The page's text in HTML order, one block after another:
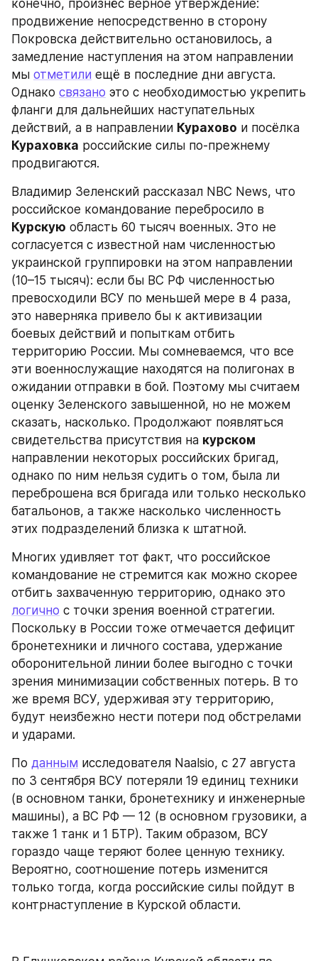
конечно, произнёс верное утверждение:
продвижение непосредственно в сторону
Покровска действительно остановилось, а
замедление наступления на этом направлении
мы отметили ещё в последние дни августа.
Однако связано это с необходимостью укрепить
фланги для дальнейших наступательных
действий, а в направлении Курахово
Кураховка российские силы по-прежнему
продвигаются.
Владимир Зеленский рассказал NBC News, что
Курскую область 60 тысяч военных. Это не
согласуется с известной нам численностью
украинской группировки на этом направлении
(10–15 тысяч): если бы ВС РФ численностью
превосходили ВСУ по меньшей мере в 4 раза,
это наверняка привело бы к активизации
боевых действий и попыткам отбить
территорию России. Мы сомневаемся, что все
эти военнослужащие находятся на полигонах в
ожидании отправки в бой. Поэтому мы считаем
оценку Зеленского завышенной, но не можем
сказать, насколько. Продолжают появляться
свидетельства присутствия на курском
направлении некоторых российских бригад,
однако по ним нельзя судить о том, была ли
переброшена вся бригада или только несколько
батальонов, а также насколько численность
этих подразделений близка к штатной.
Многих удивляет тот факт, что российское
командование не стремится как можно скорее
логично с точки зрения военной стратегии.
Поскольку в России тоже отмечается дефицит
бронетехники и личного состава, удержание
оборонительной линии более выгодно с точки
зрения минимизации собственных потерь. В то
же время ВСУ, удерживая эту территорию,
будут неизбежно нести потери под обстрелами
и ударами.
По данным исследователя Naalsio, с 27 августа
по 3 сентября ВСУ потеряли 19 единиц техники
(в основном танки, бронетехнику и инженерные
машины), а ВС РФ — 12 (в основном грузовики, а
также 1 танк и 1 БТР). Таким образом, ВСУ
гораздо чаще теряют более ценную технику.
Вероятно, соотношение потерь изменится
только тогда, когда российские силы пойдут в
контрнаступление в Курской области.